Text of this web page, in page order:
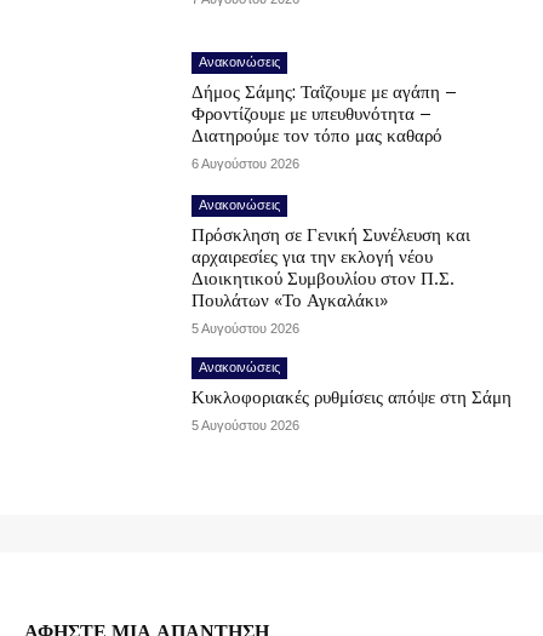
Ανακοινώσεις
Δήμος Σάμης: Ταΐζουμε με αγάπη –
Φροντίζουμε με υπευθυνότητα –
Διατηρούμε τον τόπο μας καθαρό
6 Αυγούστου 2026
Ανακοινώσεις
Πρόσκληση σε Γενική Συνέλευση και
αρχαιρεσίες για την εκλογή νέου
Διοικητικού Συμβουλίου στον Π.Σ.
Πουλάτων «Το Αγκαλάκι»
5 Αυγούστου 2026
Ανακοινώσεις
Κυκλοφοριακές ρυθμίσεις απόψε στη Σάμη
5 Αυγούστου 2026
ΑΦΗΣΤΕ ΜΙΑ ΑΠΑΝΤΗΣΗ